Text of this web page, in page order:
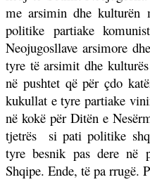
me arsimin dhe kulturën
politike partiake
Neojugosllave arsimore
tyre të arsimit dhe
në pushtet që përçdo
kukullat e tyre partiake
në kokë për Ditën e
tjetrës
si pati politike
tyre besnik pas dere në
Shqipe. Ende, të pa rrugë.